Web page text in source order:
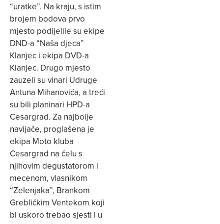
“uratke”. Na kraju, s istim
brojem bodova prvo
mjesto podijelile su ekipe
DND-a “Naša djeca”
Klanjec i ekipa DVD-a
Klanjec. Drugo mjesto
zauzeli su vinari Udruge
Antuna Mihanovića, a treći
su bili planinari HPD-a
Cesargrad. Za najbolje
navijače, proglašena je
ekipa Moto kluba
Cesargrad na čelu s
njihovim degustatorom i
mecenom, vlasnikom
“Zelenjaka”, Brankom
Grebličkim Ventekom koji
bi uskoro trebao sjesti i u